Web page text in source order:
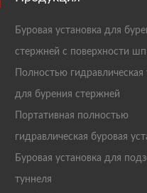
Буровая установка для
стержней с поверхности
Полностью гидравлическая
для бурения стержней
Портативная полностью
гидравлическая буровая
Буровая установка для
туннеля